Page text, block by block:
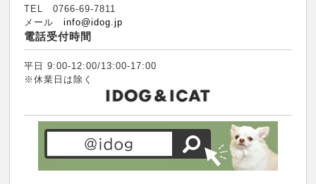
TEL 0766-69-7811
メールinfo@idog.jp
電話受付時間
平日 9:00-12:00/13:00-17:00
※休業日は除く